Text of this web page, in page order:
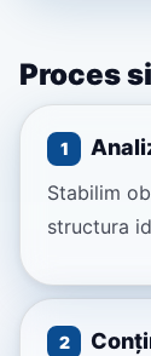
Proces
1
Stabilim
structura
2